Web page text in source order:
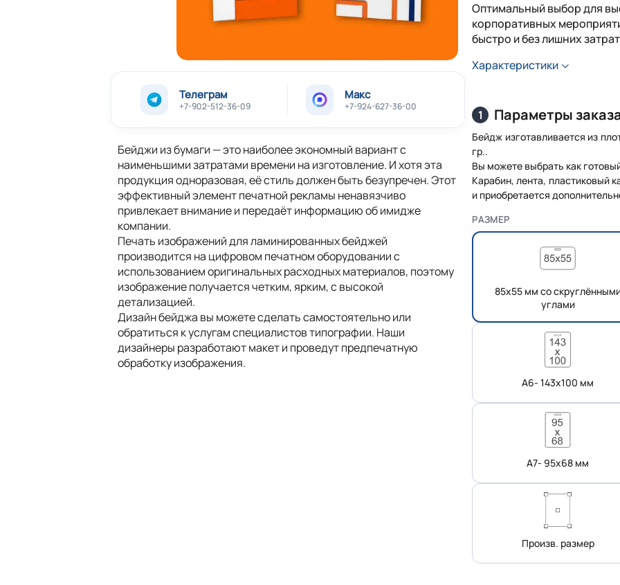
Телеграм
+7-902-512-36-09
Макс
+7-924-627-36-00
Бейджи из бумаги — это наиболее экономный вариант с
наименьшими затратами времени на изготовление. И хотя эта
продукция одноразовая, её стиль должен быть безупречен. Этот
эффективный элемент печатной рекламы ненавязчиво
привлекает внимание и передаёт информацию об имидже
компании.
Печать изображений для ламинированных бейджей
производится на цифровом печатном оборудовании с
использованием оригинальных расходных материалов, поэтому
изображение получается четким, ярким, с высокой
детализацией.
Дизайн бейджа вы можете сделать самостоятельно или
обратиться к услугам специалистов типографии. Наши
дизайнеры разработают макет и проведут предпечатную
обработку изображения.
Оптимальный выбор для
корпоративных
быстро и без лишних
Характеристики
1 Параметры
Бейдж изготавливается из
гр..
Вы можете выбрать как
Карабин, лента, пластиковый
и приобретается
РАЗМЕР
85х55 мм со
углами
А6- 143х100 мм
А7- 95х68 мм
Произв. размер